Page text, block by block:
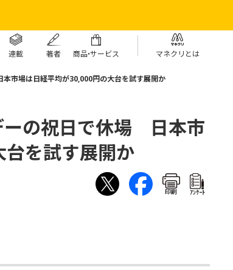
連載 著者 商品・サービス マネクリとは
市場は日経平均が30,000円の大台を試す展開か
ーの祝日で休場 日本市
を試す展開か
印刷 ｱﾝｹｰﾄ